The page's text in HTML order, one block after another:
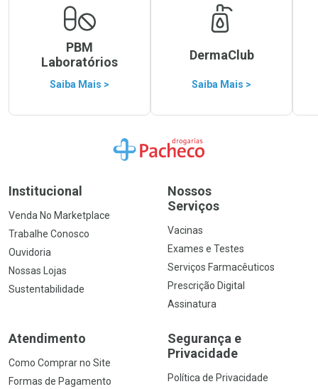
PBM
Laboratórios
Saiba Mais >
DermaClub
Saiba Mais >
Ir para a Home
Institucional
Venda No Marketplace
Trabalhe Conosco
Ouvidoria
Nossas Lojas
Sustentabilidade
Nossos
Serviços
Vacinas
Exames e Testes
Serviços Farmacêuticos
Prescrição Digital
Assinatura
Atendimento
Como Comprar no Site
Formas de Pagamento
Segurança e
Privacidade
Política de Privacidade